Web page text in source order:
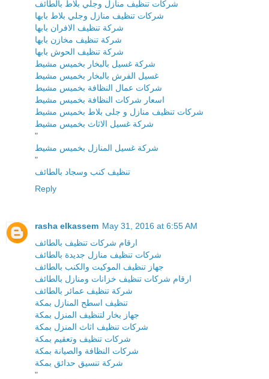
شركات تنظيف منازل وجلي بلاط بالطائف
شركات تنظيف منازل وجلي بلاط بابها
شركة تنظيف الافران بابها
شركة تنظيف مخازن بابها
شركة تنظيف الحوش بابها
شركة غسيل بالبخار بخميس مشيط
غسيل الفرش بالبخار بخميس مشيط
شركات عمال النظافة بخميس مشيط
اسعار شركات النظافة بخميس مشيط
شركات تنظيف منازل و جلى بلاط بخميس مشيط
شركة غسيل الاثاث بخميس مشيط
"
شركة غسيل المنازل بخميس مشيط
"
تنظيف كنب وسجاد بالطائف
Reply
rasha elkassem May 31, 2016 at 6:55 AM
ارقام شركات تنظيف بالطائف
شركات تنظيف منازل جديدة بالطائف
جهاز تنظيف الموكيت والكنب بالطائف
ارقام شركات تنظيف خزانات ومنازل بالطائف
شركة تنظيف عمائر بالطائف
تنظيف اسطح المنازل بمكة
جهاز بخار لتنظيف المنزل بمكة
شركات تنظيف اثاث المنزل بمكة
شركات تنظيف وتعقيم بمكة
شركات النظافة والصيانة بمكة
شركة تنسيق حدائق بمكة
"